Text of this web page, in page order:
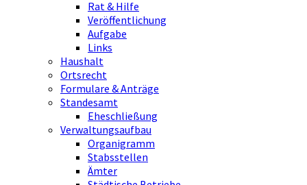
Rat & Hilfe
Veröffentlichung
Aufgabe
Links
Haushalt
Ortsrecht
Formulare & Anträge
Standesamt
Eheschließung
Verwaltungsaufbau
Organigramm
Stabsstellen
Ämter